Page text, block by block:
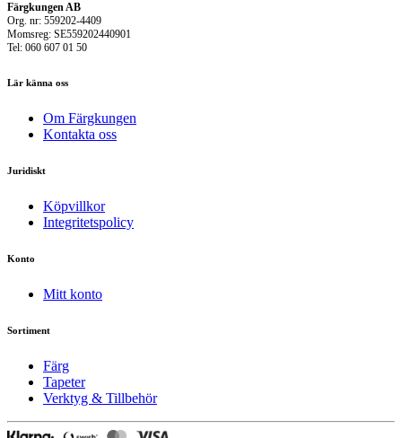
Färgkungen AB
Org. nr: 559202-4409
Momsreg: SE559202440901
Tel: 060 607 01 50
Lär känna oss
Om Färgkungen
Kontakta oss
Juridiskt
Köpvillkor
Integritetspolicy
Konto
Mitt konto
Sortiment
Färg
Tapeter
Verktyg & Tillbehör